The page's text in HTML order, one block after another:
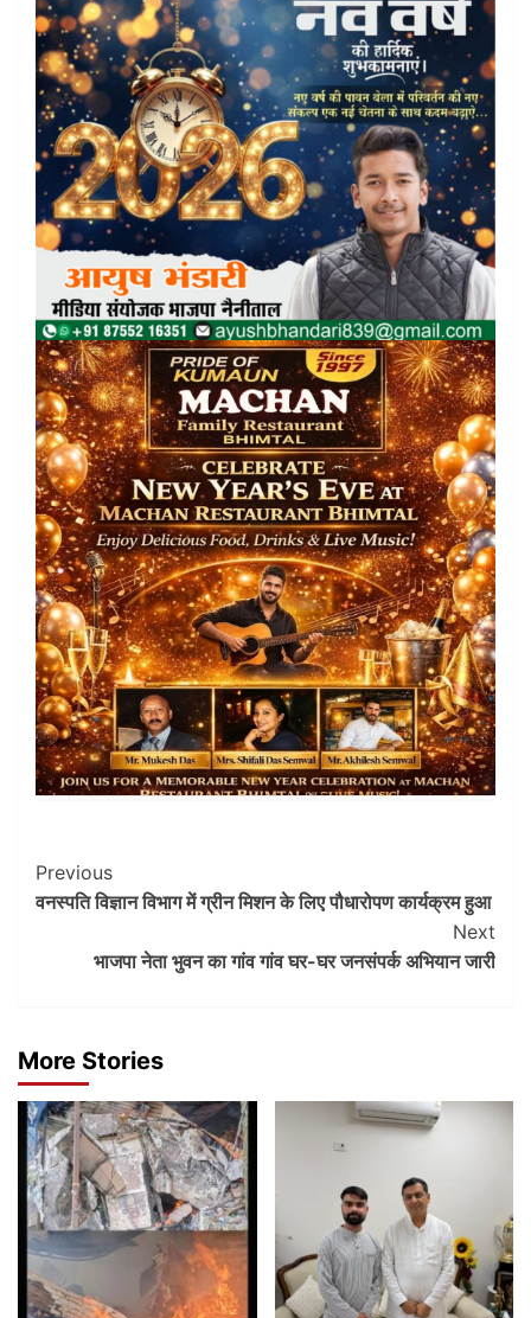
Post
Navigation
Previous
वनस्पति विज्ञान विभाग में ग्रीन मिशन के लिए पौधारोपण कार्यक्रम हुआ
Next
भाजपा नेता भुवन का गांव गांव घर-घर जनसंपर्क अभियान जारी
More Stories